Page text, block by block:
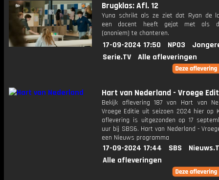
Brugklas: Afl. 12
Yuna schrikt als ze ziet dat Ryan de
een docent heeft gejat met als
(anoniem) te chanteren.
17-09-2024 17:50 NPO3
Serie.TV
Alle afleveringen
Hart van Nederland - Vroege
Bekijk aflevering 187 van Hart van
Vroege Editie uit seizoen 2024 hier op
aflevering is uitgezonden op 17
uur bij SBS6. Hart van Nederland -
een Nieuws programma
17-09-2024 17:44 SBS
Alle afleveringen